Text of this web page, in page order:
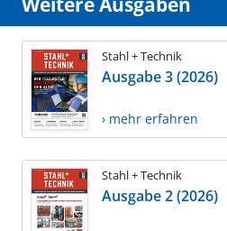
Stahl + Technik
Ausgabe 3 (2026)
› mehr erfahren
Stahl + Technik
Ausgabe 2 (2026)